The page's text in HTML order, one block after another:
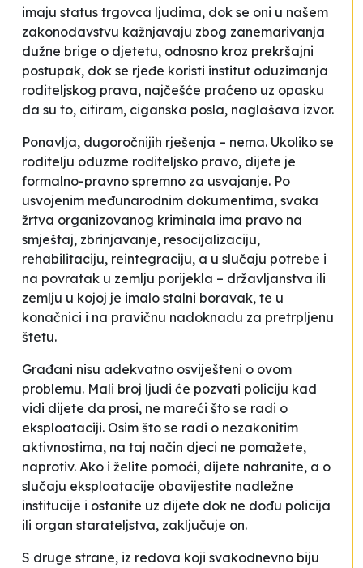
imaju status trgovca ljudima, dok se oni u našem
zakonodavstvu kažnjavaju zbog zanemarivanja
dužne brige o djetetu, odnosno kroz prekršajni
postupak, dok se rjeđe koristi institut oduzimanja
roditeljskog prava, najčešće praćeno uz opasku
da su to, citiram, ciganska posla, naglašava izvor.
Ponavlja, dugoročnijih rješenja – nema. Ukoliko se
roditelju oduzme roditeljsko pravo, dijete je
formalno-pravno spremno za usvajanje. Po
usvojenim međunarodnim dokumentima, svaka
žrtva organizovanog kriminala ima pravo na
smještaj, zbrinjavanje, resocijalizaciju,
rehabilitaciju, reintegraciju, a u slučaju potrebe i
na povratak u zemlju porijekla – državljanstva ili
zemlju u kojoj je imalo stalni boravak, te u
konačnici i na pravičnu nadoknadu za pretrpljenu
štetu.
Građani nisu adekvatno osviješteni o ovom
problemu. Mali broj ljudi će pozvati policiju kad
vidi dijete da prosi, ne mareći što se radi o
eksploataciji. Osim što se radi o nezakonitim
aktivnostima, na taj način djeci ne pomažete,
naprotiv. Ako i želite pomoći, dijete nahranite, a o
slučaju eksploatacije obavijestite nadležne
institucije i ostanite uz dijete dok ne dođu policija
ili organ starateljstva, zaključuje on.
S druge strane, iz redova koji svakodnevno biju